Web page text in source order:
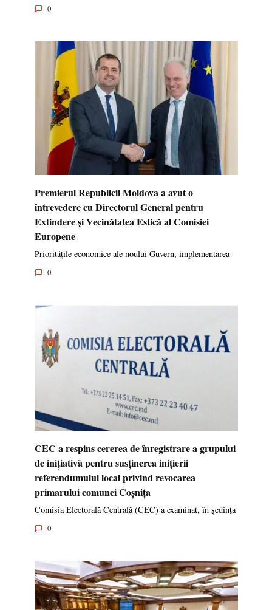
0
Premierul Republicii Moldova a avut o
întrevedere cu Directorul General pentru
Extindere și Vecinătatea Estică al Comisiei
Europene
Prioritățile economice ale noului Guvern, implementarea
0
CEC a respins cererea de înregistrare a grupului
de inițiativă pentru susținerea inițierii
referendumului local privind revocarea
primarului comunei Coșnița
Comisia Electorală Centrală (CEC) a examinat, în ședința
0